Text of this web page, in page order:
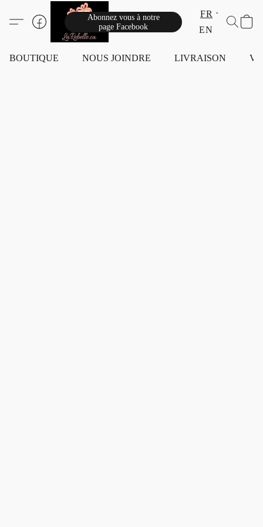
Abonnez vous à notre
page Facebook
FR
EN
BOUTIQUE NOUS JOINDRE LIVRAISON